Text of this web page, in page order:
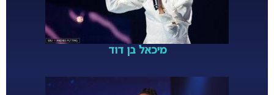
מיכאל בן דוד